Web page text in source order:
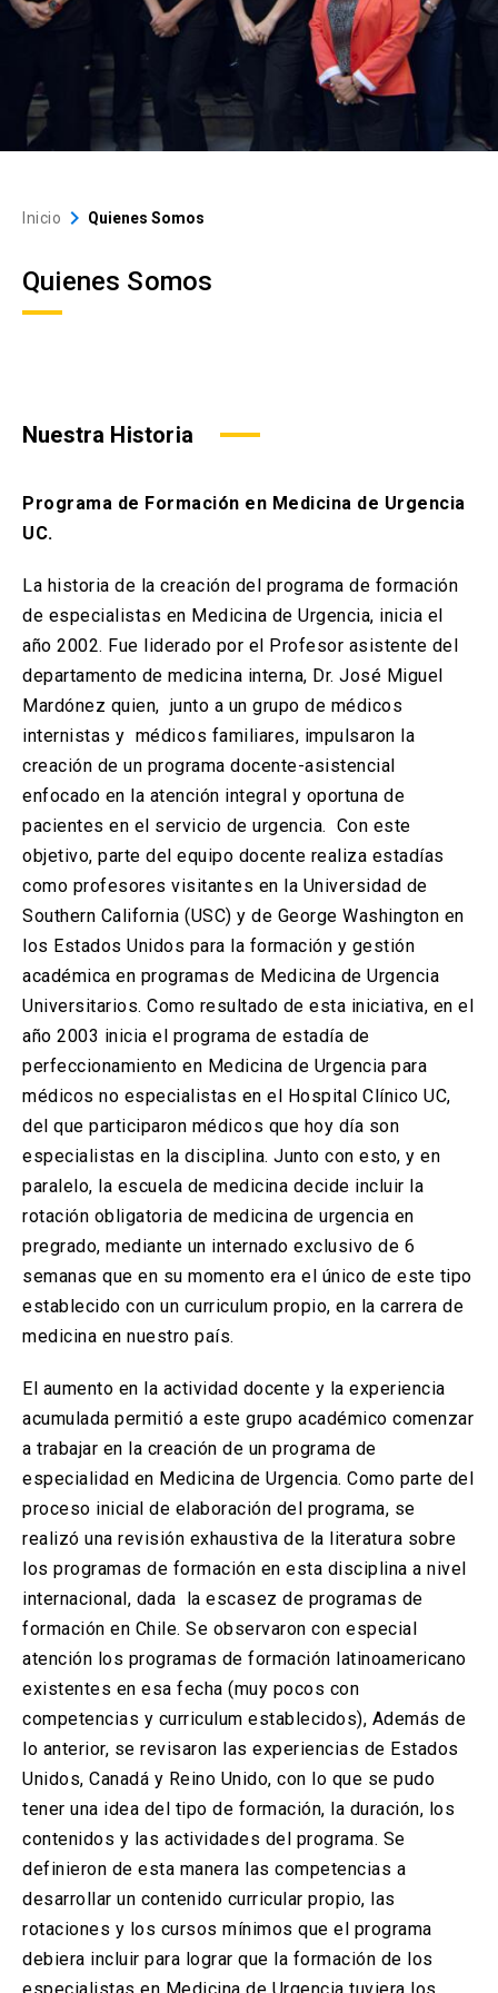
Ultrasonido Clínico
Recursos
Inicio keyboard_arrow_right Quienes Somos
Quienes Somos
Nuestra Historia
Programa de Formación en Medicina de Urgencia
UC.
La historia de la creación del programa de formación
de especialistas en Medicina de Urgencia, inicia el
año 2002. Fue liderado por el Profesor asistente del
departamento de medicina interna, Dr. José Miguel
Mardónez quien, junto a un grupo de médicos
internistas y médicos familiares, impulsaron la
creación de un programa docente-asistencial
enfocado en la atención integral y oportuna de
pacientes en el servicio de urgencia. Con este
objetivo, parte del equipo docente realiza estadías
como profesores visitantes en la Universidad de
Southern California (USC) y de George Washington en
los Estados Unidos para la formación y gestión
académica en programas de Medicina de Urgencia
Universitarios. Como resultado de esta iniciativa, en el
año 2003 inicia el programa de estadía de
perfeccionamiento en Medicina de Urgencia para
médicos no especialistas en el Hospital Clínico UC,
del que participaron médicos que hoy día son
especialistas en la disciplina. Junto con esto, y en
paralelo, la escuela de medicina decide incluir la
rotación obligatoria de medicina de urgencia en
pregrado, mediante un internado exclusivo de 6
semanas que en su momento era el único de este tipo
establecido con un curriculum propio, en la carrera de
medicina en nuestro país.
El aumento en la actividad docente y la experiencia
acumulada permitió a este grupo académico comenzar
a trabajar en la creación de un programa de
especialidad en Medicina de Urgencia. Como parte del
proceso inicial de elaboración del programa, se
realizó una revisión exhaustiva de la literatura sobre
los programas de formación en esta disciplina a nivel
internacional, dada la escasez de programas de
formación en Chile. Se observaron con especial
atención los programas de formación latinoamericano
existentes en esa fecha (muy pocos con
competencias y curriculum establecidos), Además de
lo anterior, se revisaron las experiencias de Estados
Unidos, Canadá y Reino Unido, con lo que se pudo
tener una idea del tipo de formación, la duración, los
contenidos y las actividades del programa. Se
definieron de esta manera las competencias a
desarrollar un contenido curricular propio, las
rotaciones y los cursos mínimos que el programa
debiera incluir para lograr que la formación de los